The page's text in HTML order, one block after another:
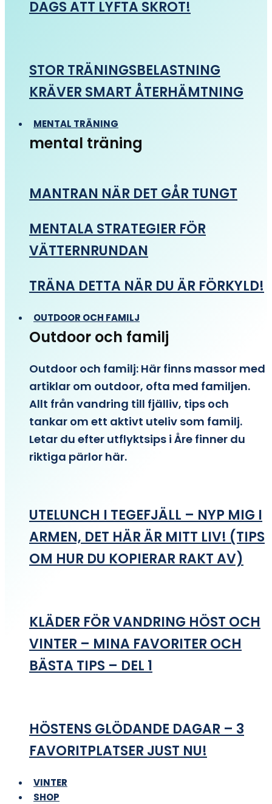
DAGS ATT LYFTA SKROT!
STOR TRÄNINGSBELASTNING
KRÄVER SMART ÅTERHÄMTNING
MENTAL TRÄNING
mental träning
MANTRAN NÄR DET GÅR TUNGT
MENTALA STRATEGIER FÖR
VÄTTERNRUNDAN
TRÄNA DETTA NÄR DU ÄR FÖRKYLD!
OUTDOOR OCH FAMILJ
Outdoor och familj
Outdoor och familj: Här finns massor med
artiklar om outdoor, ofta med familjen.
Allt från vandring till fjälliv, tips och
tankar om ett aktivt uteliv som familj.
Letar du efter utflyktsips i Åre finner du
riktiga pärlor här.
UTELUNCH I TEGEFJÄLL – NYP MIG I
ARMEN, DET HÄR ÄR MITT LIV! (TIPS
OM HUR DU KOPIERAR RAKT AV)
KLÄDER FÖR VANDRING HÖST OCH
VINTER – MINA FAVORITER OCH
BÄSTA TIPS – DEL 1
HÖSTENS GLÖDANDE DAGAR – 3
FAVORITPLATSER JUST NU!
VINTER
SHOP